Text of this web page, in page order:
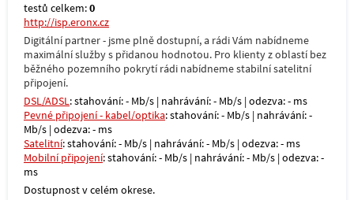
testů celkem:0
http://isp.eronx.cz
Digitální partner - jsme plně dostupní, a rádi Vám nabídneme
maximální služby s přidanou hodnotou. Pro klienty z oblastí bez
běžného pozemního pokrytí rádi nabídneme stabilní satelitní
připojení.
DSL/ADSL: stahování: - Mb/s | nahrávání: - Mb/s | odezva: - ms
Pevné připojení - kabel/optika: stahování: - Mb/s | nahrávání: -
Mb/s | odezva: - ms
Satelitní: stahování: - Mb/s | nahrávání: - Mb/s | odezva: - ms
Mobilní připojení: stahování: - Mb/s | nahrávání: - Mb/s | odezva: -
ms
Dostupnost v celém okrese.